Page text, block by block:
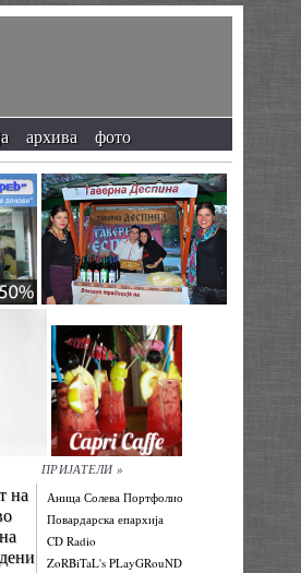
архива фото
на
ПРИЈАТЕЛИ »
Аница Солева Портфолио
Повардарска епархија
CD Radio
ZoRBiTaL's PLayGRouND